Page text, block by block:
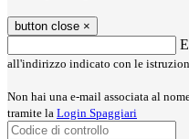
button close ×
all'indirizzo indicato con le
Non hai una e-mail associata al
tramite la Login Spaggiari